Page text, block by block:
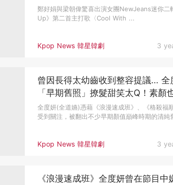
Kpop News 韓星韓劇 3
鄭好娟與梁朝偉驚喜出演女團NewJeans迷你二
Up》第二首主打歌〈Cool With ...
Kpop News 韓星韓劇 3
曾因長得太幼齒收到整容提議... 全
「早期舊照」撩髮甜笑太Q！素顏
純♥
全度妍(全道嬿)憑藉《浪漫速成班》、《格殺福
受到關注，被翻出不少早期顏值巔峰時期的清純
《浪漫速成班》全度妍曾在節目中